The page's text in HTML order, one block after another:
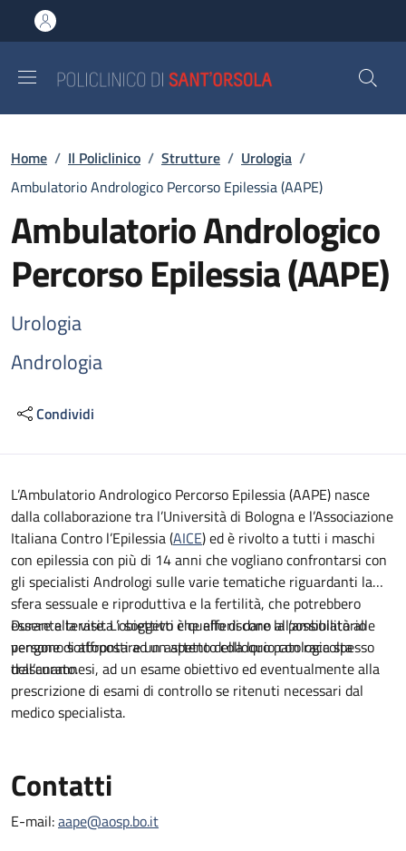
al contenuto principale
to footer content
Briciole di pane
Home / Il Policlinico / Strutture / Urologia /
Ambulatorio Andrologico Percorso Epilessia (AAPE)
Ambulatorio Andrologico
Percorso Epilessia (AAPE)
Urologia
Andrologia
Condividi
Descrizione
L’Ambulatorio Andrologico Percorso Epilessia (AAPE) nasce
dalla collaborazione tra l’Università di Bologna e l’Associazione
Italiana Contro l’Epilessia (AICE) ed è rivolto a tutti i maschi
con epilessia con più di 14 anni che vogliano confrontarsi con
gli specialisti Andrologi sulle varie tematiche riguardanti la
sfera sessuale e riproduttiva e la fertilità, che potrebbero
essere alterate. L’obiettivo è quello di dare la possibilità alle
persone di affrontare un aspetto della loro patologia spesso
trascurato.
Durante la visita i soggetti che afferiscono all’ambulatorio
vengono sottoposti ad un attento colloquio con raccolta
dell’anamnesi, ad un esame obiettivo ed eventualmente alla
prescrizione di esami di controllo se ritenuti necessari dal
medico specialista.
Contatti
E-mail:aape@aosp.bo.it